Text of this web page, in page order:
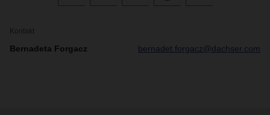
Kontakt
Bernadeta Forgacz bernadet.forgacz@dachser.com